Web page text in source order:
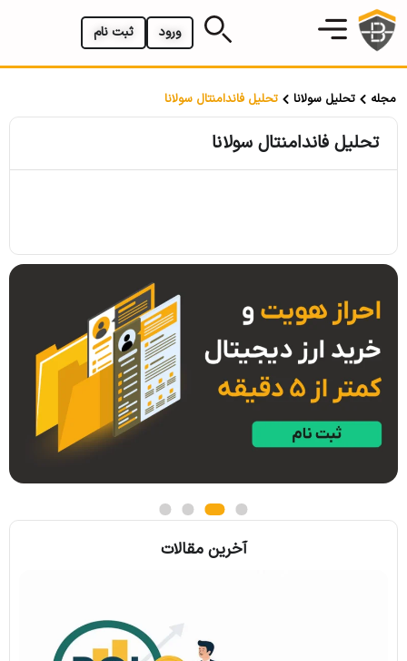
ثبت نام ورود
مجله تحلیل سولانا تحلیل فاندامنتال سولانا
تحلیل فاندامنتال سولانا
آخرین مقالات